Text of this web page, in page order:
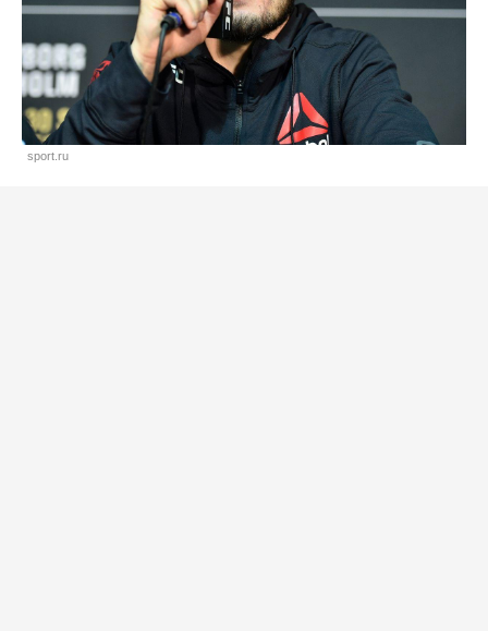
sport.ru